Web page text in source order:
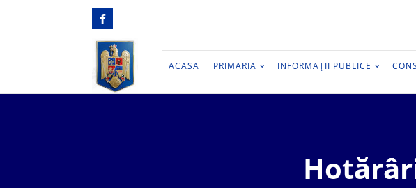
ACASA PRIMARIA INFORMAȚII PUBLICE